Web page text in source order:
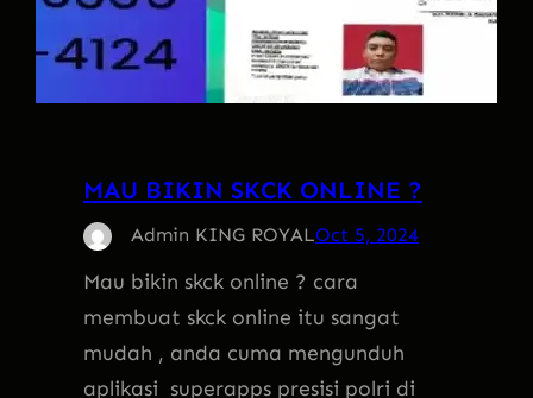
MAU BIKIN SKCK ONLINE ?
Admin KING ROYALOct 5, 2024
Mau bikin skck online ? cara
membuat skck online itu sangat
mudah , anda cuma mengunduh
aplikasi superapps presisi polri di